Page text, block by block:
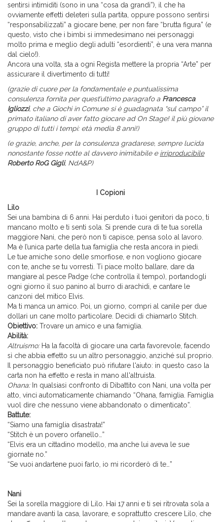
sentirsi intimiditi (sono in una “cosa da grandi”), il che ha
ovviamente effetti deleteri sulla partita, oppure possono sentirsi
“responsabilizzati” a giocare bene, per non fare “brutta figura” (e
questo, visto che i bimbi si immedesimano nei personaggi
molto prima e meglio degli adulti “esordienti”, è una vera manna
dal cielo!).
Ancora una volta, sta a ogni Regista mettere la propria “Arte” per
assicurare il divertimento di tutti!
(grazie di cuore per la fondamentale e puntualissima
consulenza fornita per quest’ultimo paragrafo a Francesca
Igliozzi, che a Giochi in Comune si è guadagnata “sul campo” il
primato italiano di aver fatto giocare ad On Stage! il più giovane
gruppo di tutti i tempi: età media 8 anni!)
(e grazie, anche, per la consulenza gradarese, sempre lucida
nonostante fosse notte al davvero inimitabile e irriproducibile
Roberto RoG Gigli, NdA&P)
I Copioni
Lilo
Sei una bambina di 6 anni. Hai perduto i tuoi genitori da poco, ti
mancano molto e ti senti sola. Si prende cura di te tua sorella
maggiore Nani, che però non ti capisce, pensa solo al lavoro.
Ma è l’unica parte della tua famiglia che resta ancora in piedi.
Le tue amiche sono delle smorfiose, e non vogliono giocare
con te, anche se tu vorresti. Ti piace molto ballare, dare da
mangiare al pesce Padge (che controlla il tempo), portandogli
ogni giorno il suo panino al burro di arachidi, e cantare le
canzoni del mitico Elvis.
Ma ti manca un amico. Poi, un giorno, compri al canile per due
dollari un cane molto particolare. Decidi di chiamarlo Stitch.
Obiettivo: Trovare un amico e una famiglia.
Abilità:
Altruismo:Ha la facoltà di giocare una carta favorevole, facendo
sì che abbia effetto su un altro personaggio, anziché sul proprio.
Il personaggio beneficiato può rifiutare l'aiuto: in questo caso la
carta non ha effetto e resta in mano all'altruista.
Ohana:In qualsiasi confronto di Dibattito con Nani, una volta per
atto, vinci automaticamente chiamando “Ohana, famiglia. Famiglia
vuol dire che nessuno viene abbandonato o dimenticato”.
Battute:
“Siamo una famiglia disastrata!”
“Stitch è un povero orfanello…”
“Elvis era un cittadino modello, ma anche lui aveva le sue
giornate no.”
“Se vuoi andartene puoi farlo, io mi ricorderò di te…”
Nani
Sei la sorella maggiore di Lilo. Hai 17 anni e ti sei ritrovata sola a
mandare avanti la casa, lavorare, e soprattutto crescere Lilo, che